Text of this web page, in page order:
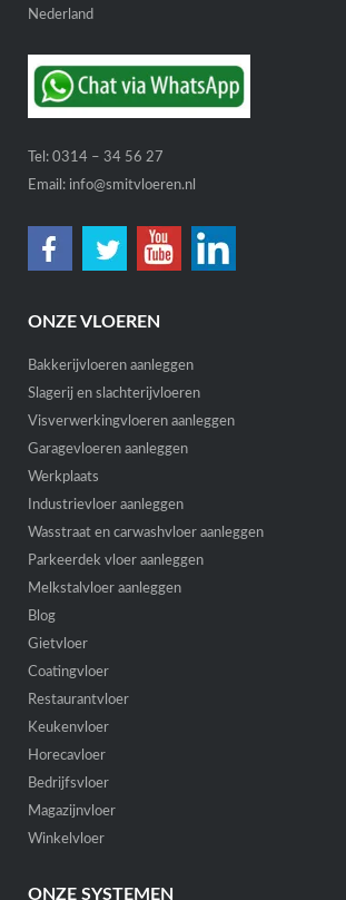
Nederland
Tel: 0314 – 34 56 27
Email: info@smitvloeren.nl
ONZE VLOEREN
Bakkerijvloeren aanleggen
Slagerij en slachterijvloeren
Visverwerkingvloeren aanleggen
Garagevloeren aanleggen
Werkplaats
Industrievloer aanleggen
Wasstraat en carwashvloer aanleggen
Parkeerdek vloer aanleggen
Melkstalvloer aanleggen
Blog
Gietvloer
Coatingvloer
Restaurantvloer
Keukenvloer
Horecavloer
Bedrijfsvloer
Magazijnvloer
Winkelvloer
ONZE SYSTEMEN